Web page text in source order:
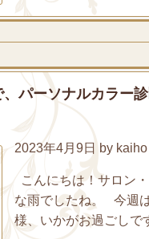
パーソナルカラー
2023年4月9日 by kaiho
こんにちは！サロン・
な雨でしたね。 今週
様、いかがお過ごし